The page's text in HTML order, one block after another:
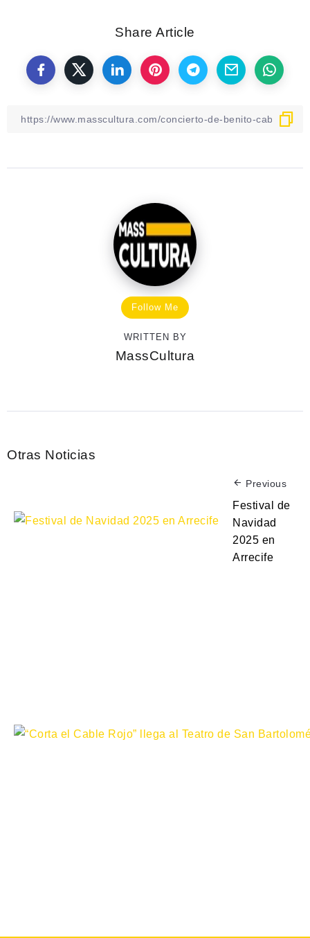
Share Article
Follow Me
WRITTEN BY
MassCultura
Otras Noticias
Previous
Festival de
Navidad
2025 en
Arrecife